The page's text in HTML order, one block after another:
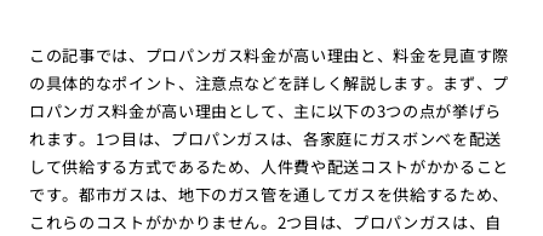
この記事では、プロパンガス料金が高い理由と、料金を見直す際
の具体的なポイント、注意点などを詳しく解説します。まず、プ
ロパンガス料金が高い理由として、主に以下の3つの点が挙げら
れます。1つ目は、プロパンガスは、各家庭にガスボンベを配送
して供給する方式であるため、人件費や配送コストがかかること
です。都市ガスは、地下のガス管を通してガスを供給するため、
これらのコストがかかりません。2つ目は、プロパンガスは、自